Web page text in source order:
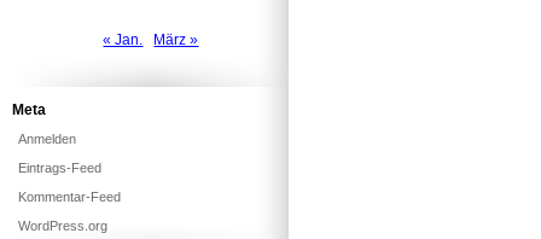
« Jan. März »
Meta
Anmelden
Eintrags-Feed
Kommentar-Feed
WordPress.org